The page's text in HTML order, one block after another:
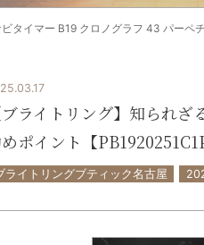
タイマー B19 クロノグラフ 43 パーペ
ブライトリング】知られ
ポイント【
ライトリングブティック名古屋